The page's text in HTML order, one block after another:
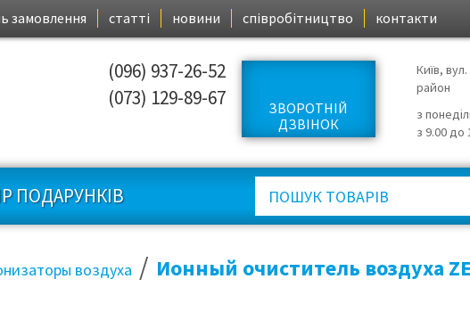
замовлення статті новини співробітництво контакти
(096) 937-26-52
(073) 129-89-67
ЗВОРОТНІЙ
ДЗВІНОК
Київ,
район
з
з 9.00 до
ПОДАРУНКІВ
воздуха / Ионный очиститель воздуха